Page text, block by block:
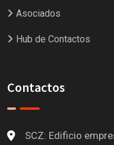
Asociados
Hub de Contactos
Contactos
SCZ: Edificio